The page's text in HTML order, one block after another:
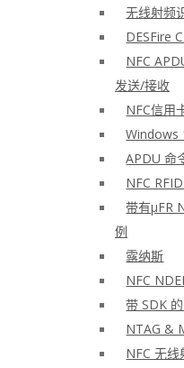
无线射频
DESFire
NFC
发送/接收
NFC信用
Windows
APDU 命
NFC
带有μFR
例
露纳斯
NFC
带 SDK
NTAG &
NFC 无